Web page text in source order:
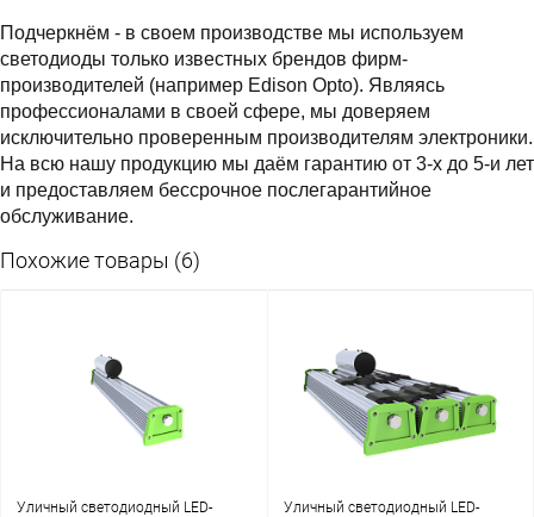
Подчеркнём - в своем производстве мы используем
светодиоды только известных брендов фирм-
производителей (например Edison Opto). Являясь
профессионалами в своей сфере, мы доверяем
исключительно проверенным производителям электроники.
На всю нашу продукцию мы даём гарантию от 3-х до 5-и лет
и предоставляем бессрочное послегарантийное
обслуживание.
Похожие товары (6)
Уличный светодиодный LED-
Уличный светодиодный LED-